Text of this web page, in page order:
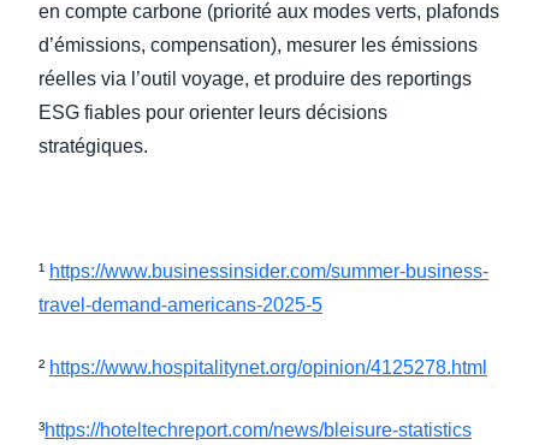
en compte carbone (priorité aux modes verts, plafonds
d’émissions, compensation), mesurer les émissions
réelles via l’outil voyage, et produire des reportings
ESG fiables pour orienter leurs décisions
stratégiques.
¹ https://www.businessinsider.com/summer-business-
travel-demand-americans-2025-5
² https://www.hospitalitynet.org/opinion/4125278.html
³https://hoteltechreport.com/news/bleisure-statistics